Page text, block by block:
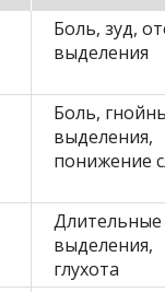
Боль, зуд,
выделения
Боль,
выделения,
понижение
Длительные
выделения,
глухота